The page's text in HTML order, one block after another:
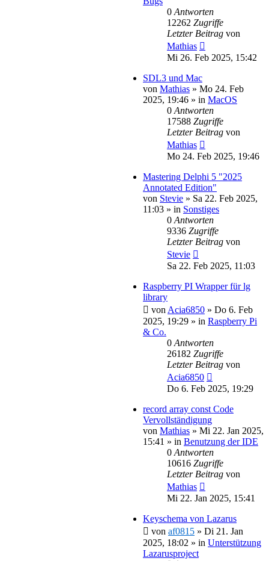
0 Antworten
12262 Zugriffe
Letzter Beitrag von
Mathias
Mi 26. Feb 2025, 15:42
SDL3 und Mac
von Mathias » Mo 24. Feb
2025, 19:46 » in MacOS
0 Antworten
17588 Zugriffe
Letzter Beitrag von
Mathias
Mo 24. Feb 2025, 19:46
Mastering Delphi 5 "2025
Annotated Edition"
von Stevie » Sa 22. Feb 2025,
11:03 » in Sonstiges
0 Antworten
9336 Zugriffe
Letzter Beitrag von
Stevie
Sa 22. Feb 2025, 11:03
Raspberry PI Wrapper für lg
library
von Acia6850 » Do 6. Feb
2025, 19:29 » in Raspberry Pi
& Co.
0 Antworten
26182 Zugriffe
Letzter Beitrag von
Acia6850
Do 6. Feb 2025, 19:29
record array const Code
Vervollständigung
von Mathias » Mi 22. Jan 2025,
15:41 » in Benutzung der IDE
0 Antworten
10616 Zugriffe
Letzter Beitrag von
Mathias
Mi 22. Jan 2025, 15:41
Keyschema von Lazarus
von af0815 » Di 21. Jan
2025, 18:02 » in Unterstützung
Lazarusproject